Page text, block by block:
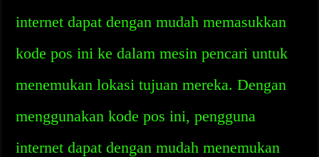
internet dapat dengan mudah memasukkan
kode pos ini ke dalam mesin pencari untuk
menemukan lokasi tujuan mereka. Dengan
menggunakan kode pos ini, pengguna
internet dapat dengan mudah menemukan